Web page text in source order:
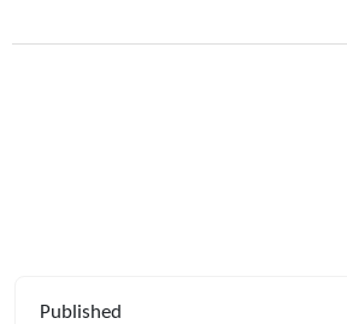
Published